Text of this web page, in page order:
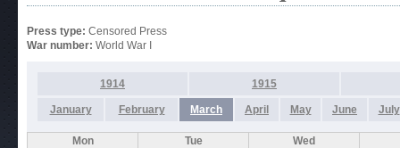
Press type: Censored Press
War number: World War I
1914 1915
January February March April May June July
Mon Tue
Wed